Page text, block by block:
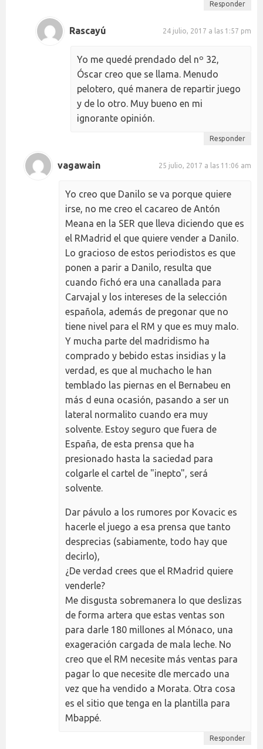
Responder
Rascayú 24 julio, 2017 a las 1:57 pm
Yo me quedé prendado del nº 32,
Óscar creo que se llama. Menudo
pelotero, qué manera de repartir juego
y de lo otro. Muy bueno en mi
ignorante opinión.
Responder
vagawain 25 julio, 2017 a las 11:06 am
Yo creo que Danilo se va porque quiere
irse, no me creo el cacareo de Antón
Meana en la SER que lleva diciendo que es
el RMadrid el que quiere vender a Danilo.
Lo gracioso de estos periodistos es que
ponen a parir a Danilo, resulta que
cuando fichó era una canallada para
Carvajal y los intereses de la selección
española, además de pregonar que no
tiene nivel para el RM y que es muy malo.
Y mucha parte del madridismo ha
comprado y bebido estas insidias y la
verdad, es que al muchacho le han
temblado las piernas en el Bernabeu en
más d euna ocasión, pasando a ser un
lateral normalito cuando era muy
solvente. Estoy seguro que fuera de
España, de esta prensa que ha
presionado hasta la saciedad para
colgarle el cartel de "inepto", será
solvente.
Dar pávulo a los rumores por Kovacic es
hacerle el juego a esa prensa que tanto
desprecias (sabiamente, todo hay que
decirlo),
¿De verdad crees que el RMadrid quiere
venderle?
Me disgusta sobremanera lo que deslizas
de forma artera que estas ventas son
para darle 180 millones al Mónaco, una
exageración cargada de mala leche. No
creo que el RM necesite más ventas para
pagar lo que necesite dle mercado una
vez que ha vendido a Morata. Otra cosa
es el sitio que tenga en la plantilla para
Mbappé.
Responder